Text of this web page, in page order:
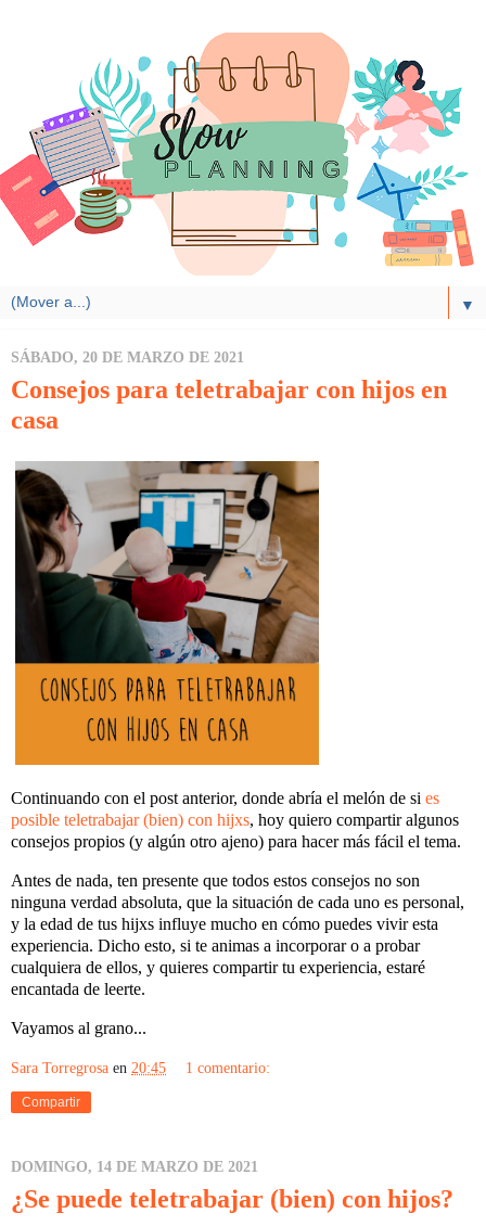
▼
SÁBADO, 20 DE MARZO DE 2021
Consejos para teletrabajar con hijos en
casa
Continuando con el post anterior, donde abría el melón de si es
posible teletrabajar (bien) con hijxs, hoy quiero compartir algunos
consejos propios (y algún otro ajeno) para hacer más fácil el tema.
Antes de nada, ten presente que todos estos consejos no son
ninguna verdad absoluta, que la situación de cada uno es personal,
y la edad de tus hijxs influye mucho en cómo puedes vivir esta
experiencia. Dicho esto, si te animas a incorporar o a probar
cualquiera de ellos, y quieres compartir tu experiencia, estaré
encantada de leerte.
Vayamos al grano...
Sara Torregrosa en 20:45 1 comentario:
Compartir
DOMINGO, 14 DE MARZO DE 2021
¿Se puede teletrabajar (bien) con hijos?